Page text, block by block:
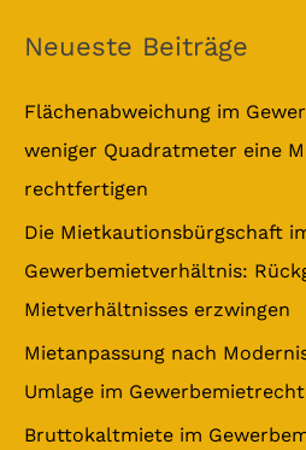
h
e
n
Neueste Beiträge
Flächenabweichung im
weniger Quadratmeter eine
rechtfertigen
Die Mietkautionsbürgschaft
Gewerbemietverhältnis:
Mietverhältnisses erzwingen
Mietanpassung nach
Umlage im Gewerbemietrecht
Bruttokaltmiete im